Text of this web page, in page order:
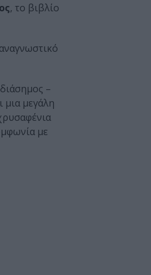
, το βιβλίο
–
μια μεγάλη
με